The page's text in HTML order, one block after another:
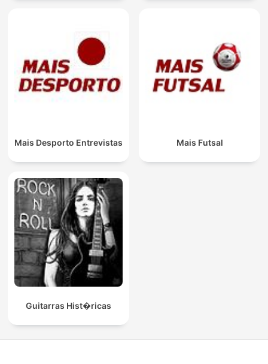
Mais Desporto Entrevistas Mais Futsal
Guitarras Hist�ricas